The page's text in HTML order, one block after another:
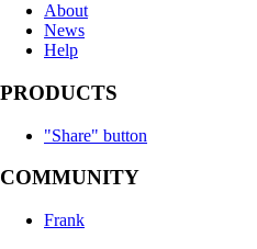
About
News
Help
PRODUCTS
"Share" button
COMMUNITY
Frank